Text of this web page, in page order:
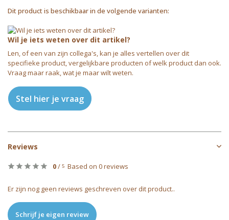
Dit product is beschikbaar in de volgende varianten:
Wil je iets weten over dit artikel?
Len, of een van zijn collega's, kan je alles vertellen over dit
specifieke product, vergelijkbare producten of welk product dan ook.
Vraag maar raak, wat je maar wilt weten.
Stel hier je vraag
Reviews
0/ 5 Based on 0 reviews
Er zijn nog geen reviews geschreven over dit product..
Schrijf je eigen review